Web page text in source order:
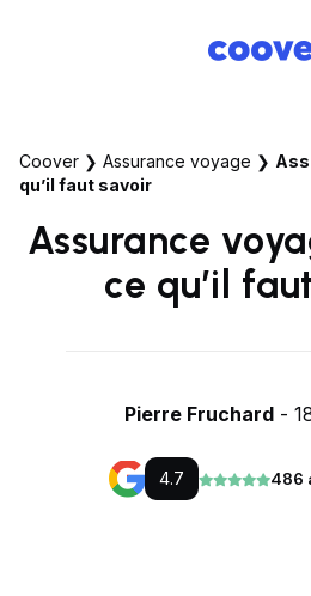
Coover ❯ Assurance voyage ❯
qu’il faut savoir
Assurance
ce qu’il
Pierre Fruchard-
4.7 486